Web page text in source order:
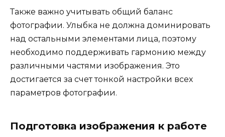
Также важно учитывать общий баланс
фотографии. Улыбка не должна доминировать
над остальными элементами лица, поэтому
необходимо поддерживать гармонию между
различными частями изображения. Это
достигается за счет тонкой настройки всех
параметров фотографии.
Подготовка изображения к работе